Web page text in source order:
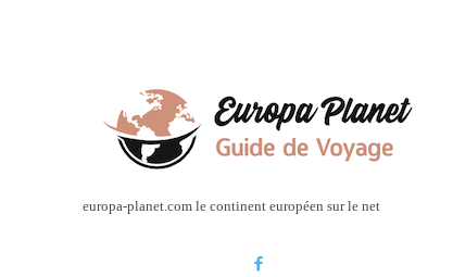
europa-planet.com le continent européen sur le net